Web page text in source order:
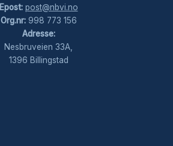
Epost: post@nbvi.no
Org.nr:998 773 156
Adresse:
Nesbruveien 33A,
1396 Billingstad